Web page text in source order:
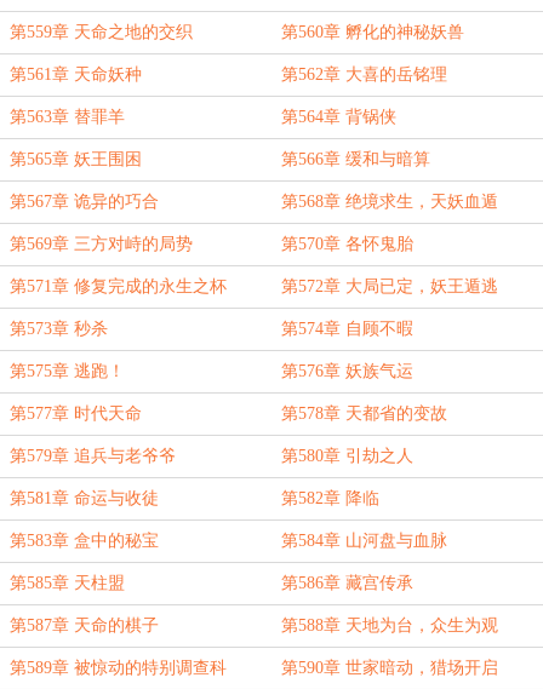
第559章 天命之地的交织 第560章 孵化的神秘妖兽
第561章 天命妖种 第562章 大喜的岳铭理
第563章 替罪羊 第564章 背锅侠
第565章 妖王围困 第566章 缓和与暗算
第567章 诡异的巧合 第568章 绝境求生，天妖血遁
第569章 三方对峙的局势 第570章 各怀鬼胎
第571章 修复完成的永生之杯 第572章 大局已定，妖王遁逃
第573章 秒杀 第574章 自顾不暇
第575章 逃跑！ 第576章 妖族气运
第577章 时代天命 第578章 天都省的变故
第579章 追兵与老爷爷 第580章 引劫之人
第581章 命运与收徒 第582章 降临
第583章 盒中的秘宝 第584章 山河盘与血脉
第585章 天柱盟 第586章 藏宫传承
第587章 天命的棋子 第588章 天地为台，众生为观
第589章 被惊动的特别调查科 第590章 世家暗动，猎场开启